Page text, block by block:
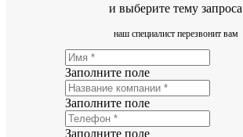
и выберите тему запроса
наш специалист перезвонит вам
Заполните поле
Заполните поле
Заполните поле